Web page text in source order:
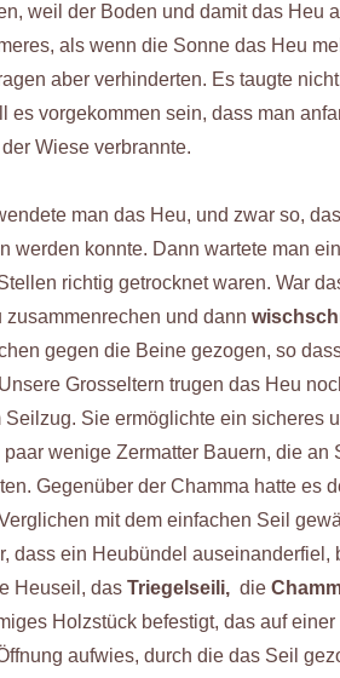
weil der Boden und damit das Heu
als wenn die Sonne das Heu
aber verhinderten. Es taugte
es vorgekommen sein, dass man
Wiese verbrannte.
man das Heu, und zwar so,
werden konnte. Dann wartete man
richtig getrocknet waren. War
und dann
gegen die Beine gezogen, so
Unsere Grosseltern trugen das Heu
Sie ermöglichte ein sicheres
wenige Zermatter Bauern, die an
Gegenüber der Chamma hatte es
mit dem einfachen Seil
dass ein Heubündel auseinanderfiel,
Heuseil, das Triegelseili, die
Holzstück befestigt, das auf
aufwies, durch die das Seil